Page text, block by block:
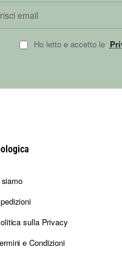
email
Ho letto e accetto le
sulla Privacy
e Condizioni